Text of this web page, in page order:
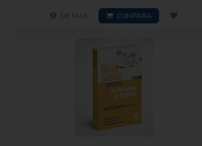
DETALII CUMPARA